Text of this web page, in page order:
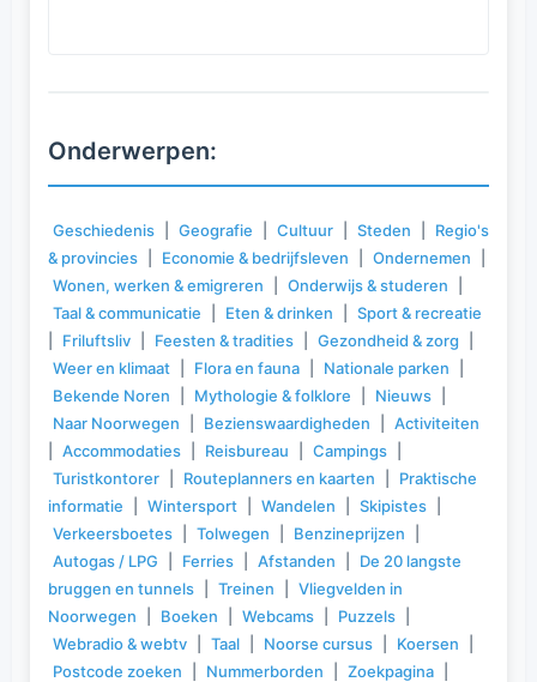
Onderwerpen:
Geschiedenis Geografie Cultuur Steden
Regio's
& provincies
Economie & bedrijfsleven Ondernemen
Wonen, werken & emigreren
Onderwijs & studeren
Taal & communicatie
Eten & drinken
Sport & recreatie
Friluftsliv Feesten & tradities Gezondheid & zorg
Weer en klimaat
Flora en fauna Nationale parken
Bekende Noren
Mythologie & folklore Nieuws
Naar Noorwegen
Bezienswaardigheden
Activiteiten
Accommodaties Reisbureau Campings
Turistkontorer
Routeplanners en kaarten
Praktische
informatie
Wintersport Wandelen Skipistes
Verkeersboetes
Tolwegen Benzineprijzen
Autogas / LPG
Ferries Afstanden
De 20 langste
bruggen en tunnels
Treinen
Vliegvelden in
Noorwegen
Boeken Webcams Puzzels
Webradio & webtv
Taal Noorse cursus Koersen
Postcode zoeken
Nummerborden Zoekpagina